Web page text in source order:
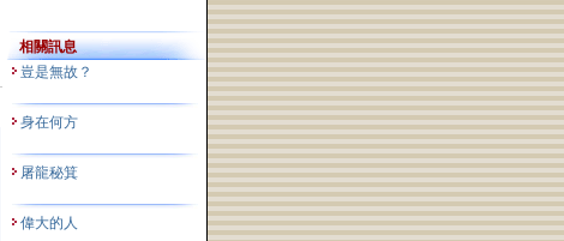
相關訊息
豈是無故？
身在何方
屠龍秘箕
偉大的人